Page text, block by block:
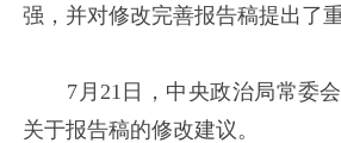
强，并对修改完善报告稿提出了
7月21日，中央政治局常委会
关于报告稿的修改建议。